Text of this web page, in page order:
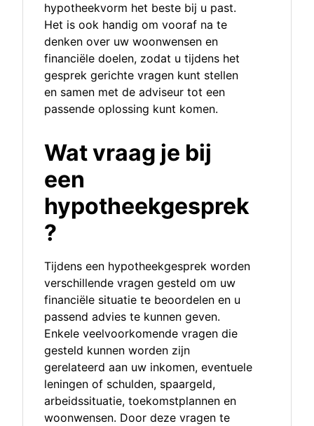
hypotheekvorm het beste bij u past.
Het is ook handig om vooraf na te
denken over uw woonwensen en
financiële doelen, zodat u tijdens het
gesprek gerichte vragen kunt stellen
en samen met de adviseur tot een
passende oplossing kunt komen.
Wat vraag je bij
een
hypotheekgesprek
?
Tijdens een hypotheekgesprek worden
verschillende vragen gesteld om uw
financiële situatie te beoordelen en u
passend advies te kunnen geven.
Enkele veelvoorkomende vragen die
gesteld kunnen worden zijn
gerelateerd aan uw inkomen, eventuele
leningen of schulden, spaargeld,
arbeidssituatie, toekomstplannen en
woonwensen. Door deze vragen te